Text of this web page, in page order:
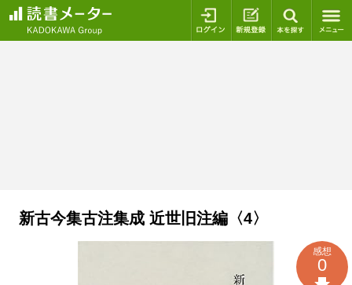
ログイン 新規登録
新古今集古注集成 近世旧注編〈4〉
感想
0